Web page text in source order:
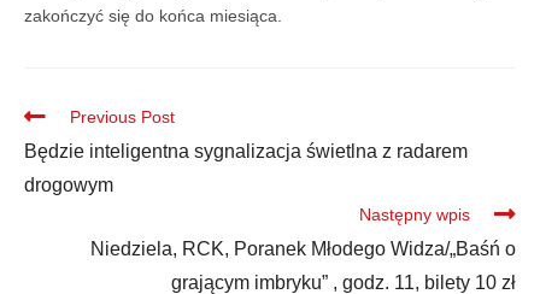
zakończyć się do końca miesiąca.
Previous Post
Będzie inteligentna sygnalizacja świetlna z radarem
drogowym
Następny wpis
Niedziela, RCK, Poranek Młodego Widza/„Baśń o
grającym imbryku” , godz. 11, bilety 10 zł